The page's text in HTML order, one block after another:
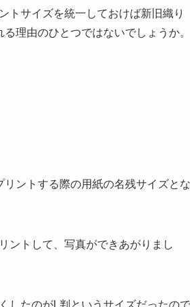
トサイズを統一しておけば新旧織り
理由のひとつではないでしょうか。
ントする際の用紙の名残サイズとな
ントして、写真ができあがりまし